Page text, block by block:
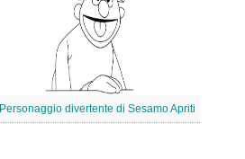
Personaggio divertente di Sesamo Apriti